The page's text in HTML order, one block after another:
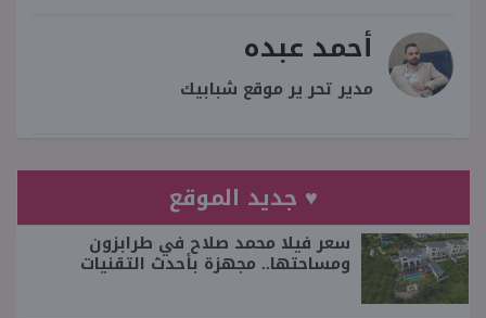
أحمد عبده
مدير تحر ير موقع شبابيك
♥ جديد الموقع
سعر فيلا محمد صلاح في طرابزون
ومساحتها.. مجهزة بأحدث التقنيات